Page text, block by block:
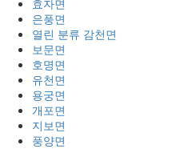
효자면
은풍면
열린 분류 감천면
보문면
호명면
유천면
용궁면
개포면
지보면
풍양면